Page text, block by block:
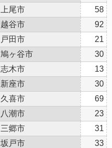
上尾市
58
越谷市
92
戸田市
21
鳩ヶ谷市
30
志木市
13
新座市
30
久喜市
69
八潮市
23
三郷市
31
坂戸市
33